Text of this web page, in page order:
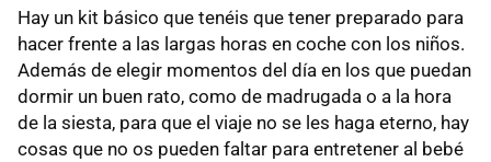
Hay un kit básico que tenéis que tener preparado para
hacer frente a las largas horas en coche con los niños.
Además de elegir momentos del día en los que puedan
dormir un buen rato, como de madrugada o a la hora
de la siesta, para que el viaje no se les haga eterno, hay
cosas que no os pueden faltar para entretener al bebé